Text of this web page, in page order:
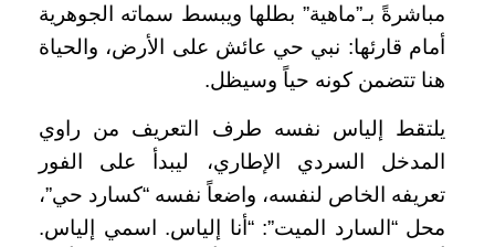
مباشرةً بـ”ماهية” بطلها ويبسط سماته الجوهرية
أمام قارئها: نبي حي عائش على الأرض، والحياة
هنا تتضمن كونه حياً وسيظل.
يلتقط إلياس نفسه طرف التعريف من راوي
المدخل السردي الإطاري، ليبدأ على الفور
تعريفه الخاص لنفسه، واضعاً نفسه “كسارد حي”،
محل “السارد الميت”: “أنا إلياس. اسمي إلياس.